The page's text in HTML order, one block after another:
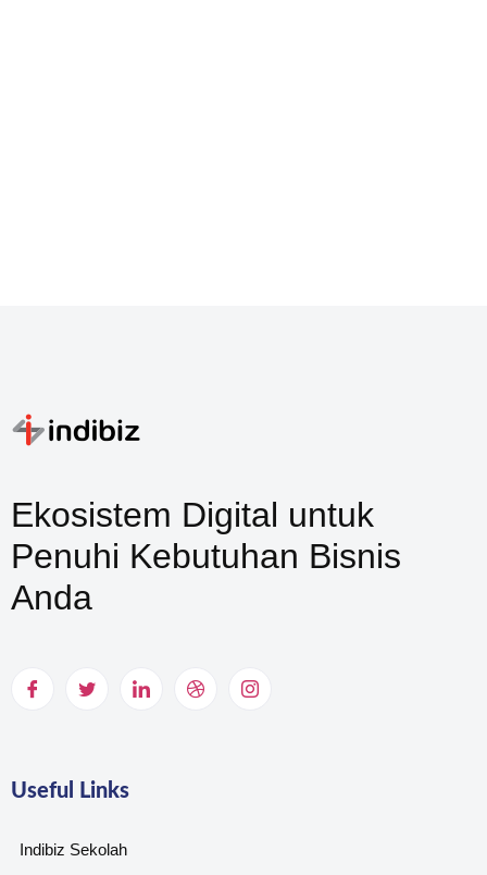
Ekosistem Digital untuk
Penuhi Kebutuhan Bisnis
Anda
Useful Links
Indibiz Sekolah